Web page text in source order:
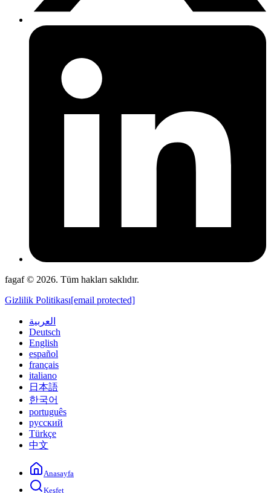
fagaf © 2026. Tüm hakları saklıdır.
Gizlilik Politikası[email protected]
العربية
Deutsch
English
español
français
italiano
日本語
한국어
português
русский
Türkçe
中文
Anasayfa
Keşfet